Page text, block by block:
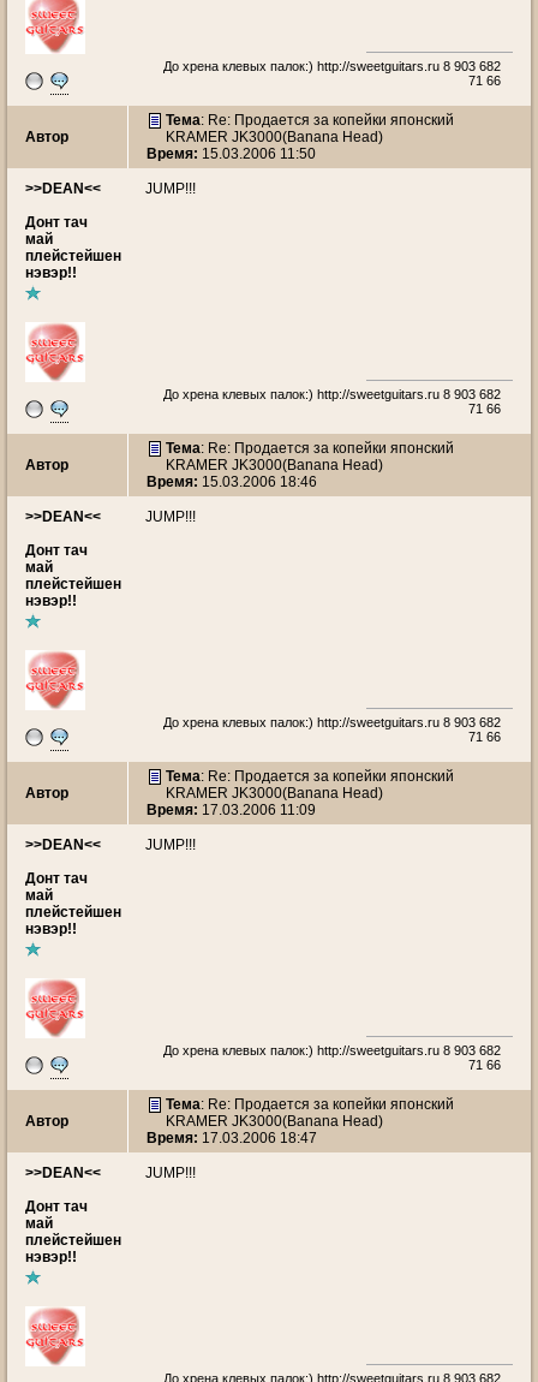
До хрена клевых палок:) http://sweetguitars.ru 8 903 682
71 66
Автор
Тема: Re: Продается за копейки японский
KRAMER JK3000(Banana Head)
Время: 15.03.2006 11:50
>>DEAN<<
Донт тач
май
плейстейшен
нэвэр!!
JUMP!!!
До хрена клевых палок:) http://sweetguitars.ru 8 903 682
71 66
Автор
Тема: Re: Продается за копейки японский
KRAMER JK3000(Banana Head)
Время: 15.03.2006 18:46
>>DEAN<<
Донт тач
май
плейстейшен
нэвэр!!
JUMP!!!
До хрена клевых палок:) http://sweetguitars.ru 8 903 682
71 66
Автор
Тема: Re: Продается за копейки японский
KRAMER JK3000(Banana Head)
Время: 17.03.2006 11:09
>>DEAN<<
Донт тач
май
плейстейшен
нэвэр!!
JUMP!!!
До хрена клевых палок:) http://sweetguitars.ru 8 903 682
71 66
Автор
Тема: Re: Продается за копейки японский
KRAMER JK3000(Banana Head)
Время: 17.03.2006 18:47
>>DEAN<<
Донт тач
май
плейстейшен
нэвэр!!
JUMP!!!
До хрена клевых палок:) http://sweetguitars.ru 8 903 682